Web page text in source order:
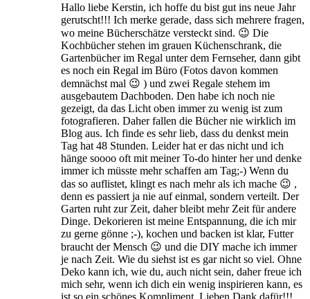
Hallo liebe Kerstin, ich hoffe du bist gut ins neue Jahr
gerutscht!!! Ich merke gerade, dass sich mehrere fragen,
wo meine Bücherschätze versteckt sind. 😉 Die
Kochbücher stehen im grauen Küchenschrank, die
Gartenbücher im Regal unter dem Fernseher, dann gibt
es noch ein Regal im Büro (Fotos davon kommen
demnächst mal 😉 ) und zwei Regale stehem im
ausgebautem Dachboden. Den habe ich noch nie
gezeigt, da das Licht oben immer zu wenig ist zum
fotografieren. Daher fallen die Bücher nie wirklich im
Blog aus. Ich finde es sehr lieb, dass du denkst mein
Tag hat 48 Stunden. Leider hat er das nicht und ich
hänge soooo oft mit meiner To-do hinter her und denke
immer ich müsste mehr schaffen am Tag;-) Wenn du
das so auflistet, klingt es nach mehr als ich mache 😉 ,
denn es passiert ja nie auf einmal, sondern verteilt. Der
Garten ruht zur Zeit, daher bleibt mehr Zeit für andere
Dinge. Dekorieren ist meine Entspannung, die ich mir
zu gerne gönne ;-), kochen und backen ist klar, Futter
braucht der Mensch 😉 und die DIY mache ich immer
je nach Zeit. Wie du siehst ist es gar nicht so viel. Ohne
Deko kann ich, wie du, auch nicht sein, daher freue ich
mich sehr, wenn ich dich ein wenig inspirieren kann, es
ist so ein schönes Kompliment. Lieben Dank dafür!!!